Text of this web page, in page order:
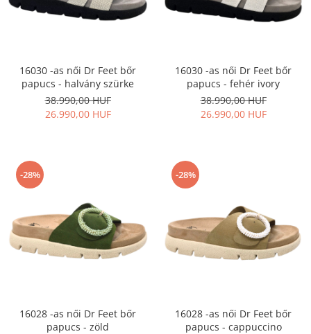
16030 -as női Dr Feet bőr
papucs - halvány szürke
38.990,00 HUF
26.990,00 HUF
16030 -as női Dr Feet bőr
papucs - fehér ivory
38.990,00 HUF
26.990,00 HUF
-28%
16028 -as női Dr Feet bőr
papucs - zöld
-28%
16028 -as női Dr Feet bőr
papucs - cappuccino